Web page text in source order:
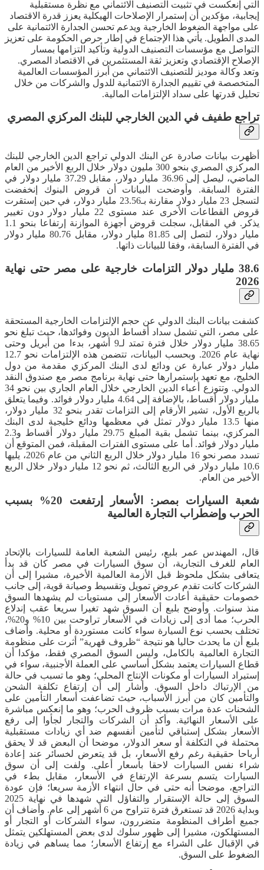
التي إنعكست في تثبيت التصنيف الائتماني مع نظرة مستقبلية
إيجابية، مؤكدين أن إستمرار الإصلاحات الهيكلية يعزز قدرة الاقتصاد
على مواجهة الضغوط الخارجية ويدعم تحسن الجدارة الائتمانية على
المدى الطويل. يأتي هذا الإجتماع في إطار حرص الحكومة على تعزيز
التواصل مع مؤسسات التصنيف الدولية وتأكيد التزامها بمسار
الإصلاح الإقتصادي وتعزيز ثقة المستثمرين في الاقتصاد المصري.
وتعد وكالة موديز للتصنيف الائتماني من أبرز المؤسسات العالمية
المتخصصة في تقييم الجدارة الائتمانية للدول والشركات من خلال
تحليل قدرتها على سداد الإلتزامات المالية.
تراجع طفيف في الدين الخارجي للبنك المركزي المصري
أظهرت بيانات صادرة عن البنك الدولي تراجع الدين الخارجي للبنك
المركزي المصري بنحو 300 مليون دولار خلال الربع الأخير من العام
الماضي، ليصل إلى 36.96 مليار دولار، مقابل 37.29 مليار دولار في
الفترة السابقة. وأوضحت البيانات أن قروض البنوك إنخفضت
لتسجل 23 مليار دولار مقارنة بـ23.56 مليار دولار، في حين إستقرت
قروض القطاعات الأخرى عند مستوى 22 مليار دولار دون تغيير
يذكر. في المقابل، سجلت قروض أجهزة الموازنة إرتفاعا بنحو 1.1
مليار دولار، لتصل إلى 81.85 مليار دولار، مقابل 80.76 مليار دولار
في الفترة السابقة، وفقا للبيانات ذاتها.
38.6 مليار دولار التزامات خارجية على مصر حتى نهاية
2026
كشفت بيانات البنك الدولي عن حجم الإلتزامات الخارجية المستحقة
على مصر، التي تشمل سداد أقساط الديون وفوائدها، حيث تبلغ نحو
38.65 مليار دولار خلال فترة تمتد لـ9 أشهر، بدءا من أبريل وحتى
نهاية عام 2026. وبحسب البيانات، تتضمن هذه الإلتزامات نحو 12.7
مليار دولار عبارة عن ودائع لدى البنك المركزي مقدمة من دول
الخليج، مع تعهد بإستمرارها حتى نهاية برنامج مصر مع صندوق النقد
الدولي. وتتوزع أعباء الدين الخارجي خلال العام الجاري بين نحو 34
مليار دولار أقساط، بالإضافة إلى 4.64 مليار دولار فوائد. وفيما يتعلق
بالربع الأول، تشير الأرقام إلى التزامات تقدر بنحو 32 مليار دولار،
منها 13.5 مليار دولار تمثل في معظمها ودائع خليجية لدى البنك
المركزي، بينما تشمل بقية المبلغ 29.75 مليار دولار أقساط و2.3
مليار دولار فوائد. أما على مستوى الفترات المقبلة، فمن المتوقع أن
تسدد مصر نحو 16 مليار دولار خلال الربع الثاني من عام 2026، يليها
10.6 مليار دولار في الربع الثالث، ثم نحو 12 مليار دولار خلال الربع
الأخير من العام.
شعبة السيارات بمصر: الأسعار إرتفعت 20% بسبب
الحرب وإضطراب التجارة العالمية
قال، المهندس عمر بلبع، رئيس الشعبة العامة للسيارات بالإتحاد
العام للغرف التجارية، أن سوق السيارات في مصر كان قد بدأ
يتعافى بشكل ملحوظ قبل الأزمة العالمية الأخيرة، مشيرا إلى أن
الشركات كانت تقدم عروض تمويل وتقسيط وصيانة قوية، إلى جانب
خصومات حقيقية أعادت الأسعار إلى مستويات لم يشهدها السوق
منذ سنوات. وأوضح بلبع أن السوق شهد تغيرا سريعا عقب إندلاع
الحرب؛ مما أدى إلى زيادات في الأسعار تراوحت بين 10% و20%،
تختلف بحسب نوع السيارة سواء كانت مستوردة أو محلية. وأضاف
بلبع أن ما يحدث حاليا هو نتيجة “ظروف قهرية” أثرت على منظومة
التجارة العالمية بالكامل، وليس السوق المصري فقط، مؤكدا أن
قطاع السيارات يعتمد بشكل أساسي على العملة الأجنبية، سواء في
إستيراد السيارات أو مكونات الإنتاج المحلي؛ وهو ما تسبب في حالة
من الإرتباك داخل السوق. وأشار إلى أن إرتفاع تكلفة الشحن
والتأمين كان من أبرز الأسباب، حيث تضاعفت أسعار التأمين على
الشحنات عدة مرات بسبب ظروف الحرب؛ وهو ما إنعكس مباشرة
على الأسعار النهائية. وأكد أن الشركات والتجار لجأوا إلى رفع
الأسعار بشكل إستباقي لتأمين أنفسهم ضد أي زيادات مستقبلية
محتملة في التكلفة أو سعر الدولار، موضحا أن البعض قد لا يحقق
أرباحا حقيقية رغم رفع الأسعار، بل قد يتعرض لخسائر عند إعادة
شراء نفس السيارات لاحقا بأسعار أعلى. ولفت إلى أن سوق
السيارات يتسم بسرعة الإرتفاع في الأسعار، مقابل بطء في
التراجع، موضحا أنه حتى في حال انتهاء الأزمة سريعا؛ فإن عودة
السوق إلى حالة الإستقرار والتفاؤل التي شهدها في نهاية 2025
وبداية 2026 قد تستغرق فترة تتراوح من 6 أشهر إلى عام. وأضاف أن
جميع أطراف المنظومة متضررون، سواء الشركات أو التجار أو
المستهلكون، مشيرا إلى ظهور سلوك لدى بعض المستهلكين يتمثل
في الإقبال على الشراء مع إرتفاع الأسعار؛ مما يساهم في زيادة
الضغوط على السوق.